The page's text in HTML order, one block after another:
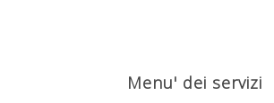
Menu' dei servizi